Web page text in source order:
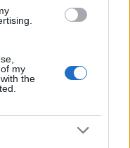
my
the
palle d’altezza
stance più